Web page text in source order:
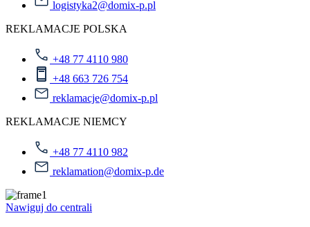
logistyka2@domix-p.pl
REKLAMACJE POLSKA
+48 77 4110 980
+48 663 726 754
reklamacje@domix-p.pl
REKLAMACJE NIEMCY
+48 77 4110 982
reklamation@domix-p.de
Nawiguj do centrali